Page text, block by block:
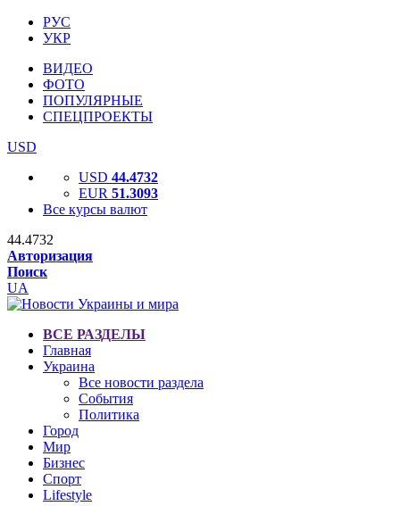
РУС
УКР
ВИДЕО
ФОТО
ПОПУЛЯРНЫЕ
СПЕЦПРОЕКТЫ
USD
USD 44.4732
EUR 51.3093
Все курсы валют
44.4732
Авторизация
Поиск
UA
ВСЕ РАЗДЕЛЫ
Главная
Украина
Все новости раздела
События
Политика
Город
Мир
Бизнес
Спорт
Lifestyle